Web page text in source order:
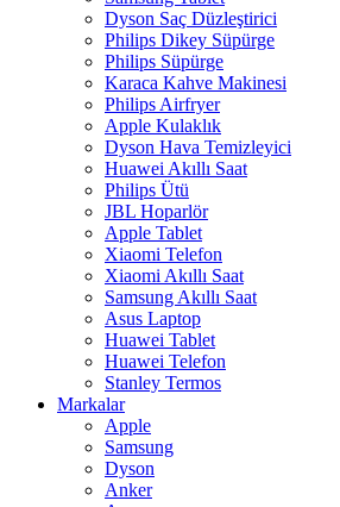
Dyson Saç Düzleştirici
Philips Dikey Süpürge
Philips Süpürge
Karaca Kahve Makinesi
Philips Airfryer
Apple Kulaklık
Dyson Hava Temizleyici
Huawei Akıllı Saat
Philips Ütü
JBL Hoparlör
Apple Tablet
Xiaomi Telefon
Xiaomi Akıllı Saat
Samsung Akıllı Saat
Asus Laptop
Huawei Tablet
Huawei Telefon
Stanley Termos
Markalar
Apple
Samsung
Dyson
Anker